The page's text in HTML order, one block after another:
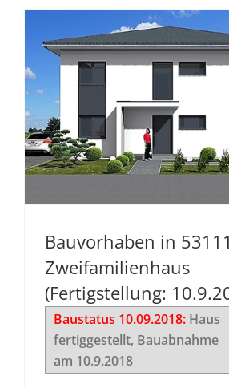
Bauvorhaben in
Zweifamilienhaus
(Fertigstellung:
Baustatus 10.09.2018: Haus
fertiggestellt, Bauabnahme
am 10.9.2018